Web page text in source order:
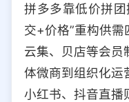
拼多多靠低价拼
交+价格”重构供需
云集、贝店等会员
体微商到组织化运
小红书、抖音直播